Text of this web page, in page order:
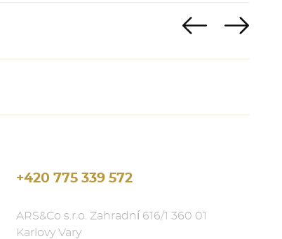
+420 775 339 572
ARS&Co s.r.o. Zahradní 616/1 360 01
Karlovy Vary